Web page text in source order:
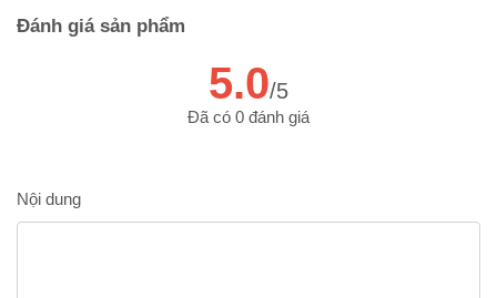
Đánh giá sản phẩm
5.0/5
Đã có 0 đánh giá
Nội dung